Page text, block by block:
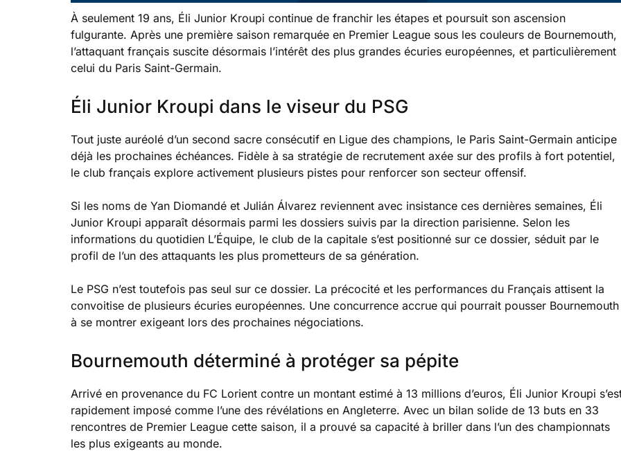
À seulement 19 ans, Éli Junior Kroupi continue de franchir les étapes et poursuit son ascension
fulgurante. Après une première saison remarquée en Premier League sous les couleurs de Bournemouth,
l’attaquant français suscite désormais l’intérêt des plus grandes écuries européennes, et particulièrement
celui du Paris Saint-Germain.
Éli Junior Kroupi dans le viseur du PSG
Tout juste auréolé d’un second sacre consécutif en Ligue des champions, le Paris Saint-Germain anticipe
déjà les prochaines échéances. Fidèle à sa stratégie de recrutement axée sur des profils à fort potentiel,
le club français explore activement plusieurs pistes pour renforcer son secteur offensif.
Si les noms de Yan Diomandé et Julián Álvarez reviennent avec insistance ces dernières semaines, Éli
Junior Kroupi apparaît désormais parmi les dossiers suivis par la direction parisienne. Selon les
informations du quotidien L’Équipe, le club de la capitale s’est positionné sur ce dossier, séduit par le
profil de l’un des attaquants les plus prometteurs de sa génération.
Le PSG n’est toutefois pas seul sur ce dossier. La précocité et les performances du Français attisent la
convoitise de plusieurs écuries européennes. Une concurrence accrue qui pourrait pousser Bournemouth
à se montrer exigeant lors des prochaines négociations.
Bournemouth déterminé à protéger sa pépite
Arrivé en provenance du FC Lorient contre un montant estimé à 13 millions d’euros, Éli Junior Kroupi
rapidement imposé comme l’une des révélations en Angleterre. Avec un bilan solide de 13 buts en 33
rencontres de Premier League cette saison, il a prouvé sa capacité à briller dans l’un des championnats
les plus exigeants au monde.